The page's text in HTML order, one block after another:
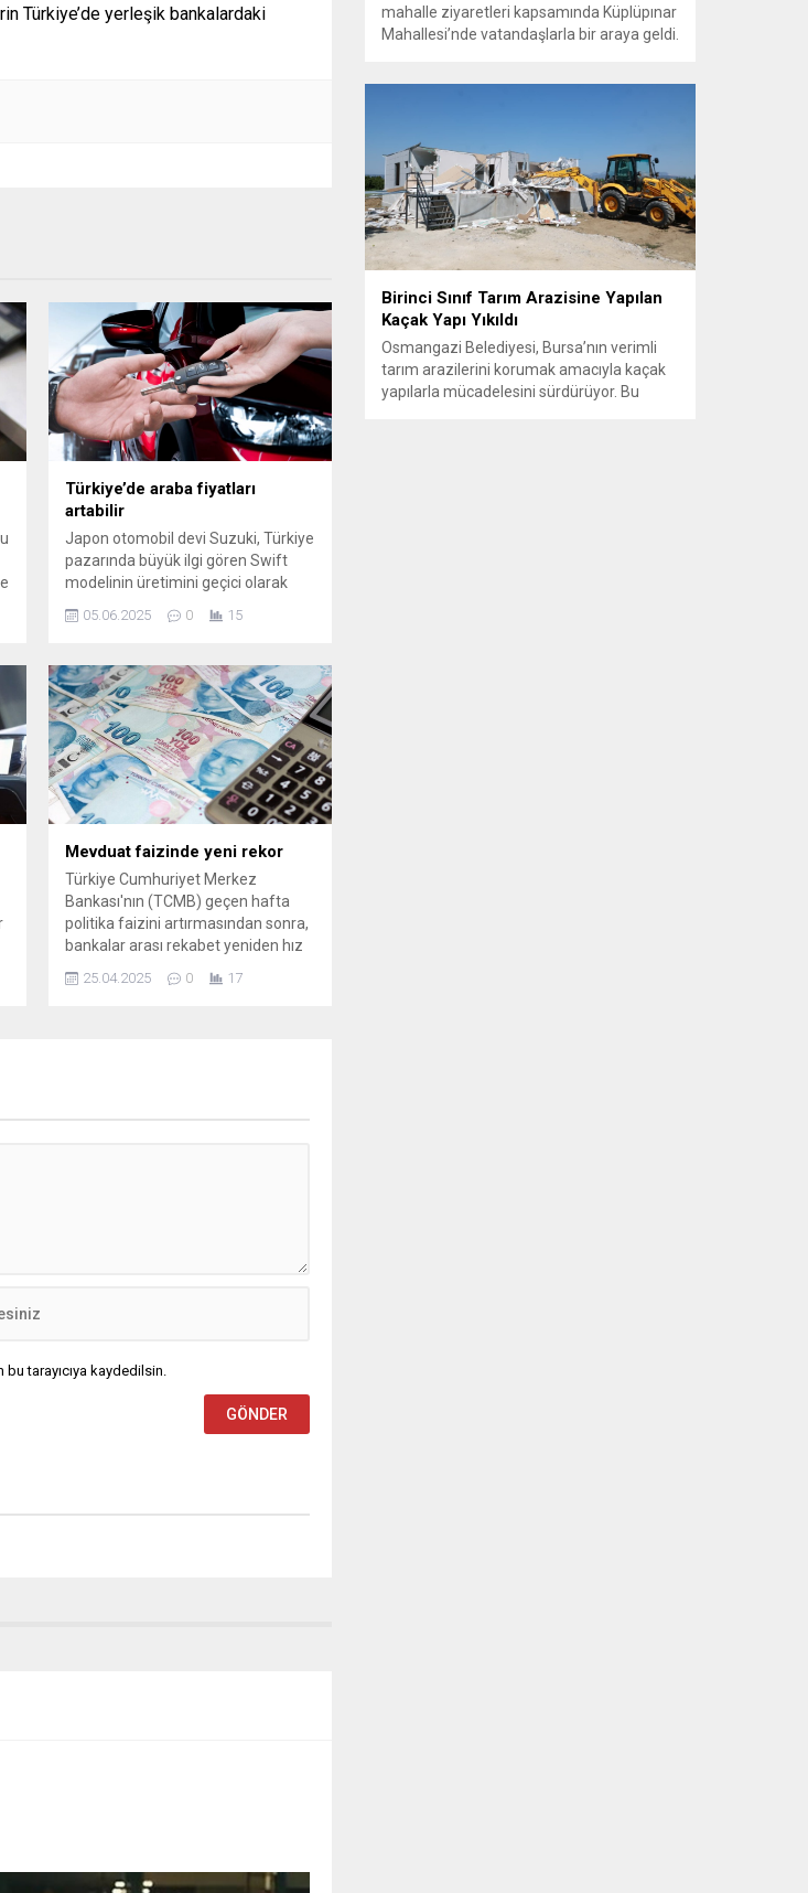
Türkiye’de yerleşik bankalardaki
Türkiye’de araba fiyatları
artabilir
Japon otomobil devi Suzuki, Türkiye
pazarında büyük ilgi gören Swift
modelinin üretimini geçici olarak
arkasında ise küresel tedarik
gelişme var: Çin'in nadir toprak
elementlerine ...
05.06.2025 0 15
Mevduat faizinde yeni rekor
Türkiye Cumhuriyet Merkez
Bankası'nın (TCMB) geçen hafta
politika faizini artırmasından sonra,
bankalar arası rekabet yeniden hız
kazandı. Haftanın son işlem
gününde, bazı bankalarda mevduat
25.04.2025 0 17
tarayıcıya kaydedilsin.
mahalle ziyaretleri kapsamında Küplüpınar
Mahallesi’nde vatandaşlarla bir araya geldi.
vatandaşlarla güçlü ve doğrudan iletişim
kurmaya öncelik veren Osmangazi
Belediye Başkanı Erkan Aydın, sosyal
belediyecilik...
Birinci Sınıf Tarım Arazisine Yapılan
Kaçak Yapı Yıkıldı
Osmangazi Belediyesi, Bursa’nın verimli
tarım arazilerini korumak amacıyla kaçak
yapılarla mücadelesini sürdürüyor. Bu